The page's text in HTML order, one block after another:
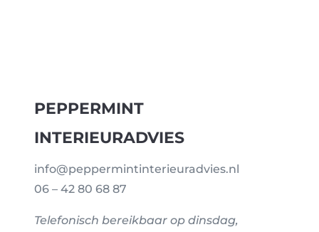
PEPPERMINT
INTERIEURADVIES
info@peppermintinterieuradvies.nl
06 – 42 80 68 87
Telefonisch bereikbaar op dinsdag,